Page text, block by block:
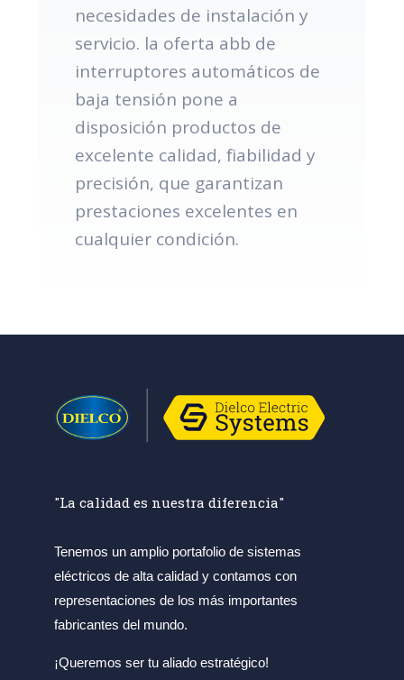
necesidades de instalación y
servicio. la oferta abb de
interruptores automáticos de
baja tensión pone a
disposición productos de
excelente calidad, fiabilidad y
precisión, que garantizan
prestaciones excelentes en
cualquier condición.
"La calidad es nuestra diferencia"
Tenemos un amplio portafolio de sistemas
eléctricos de alta calidad y contamos con
representaciones de los más importantes
fabricantes del mundo.
¡Queremos ser tu aliado estratégico!